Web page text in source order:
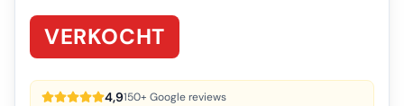
VERKOCHT
4,9150+ Google reviews